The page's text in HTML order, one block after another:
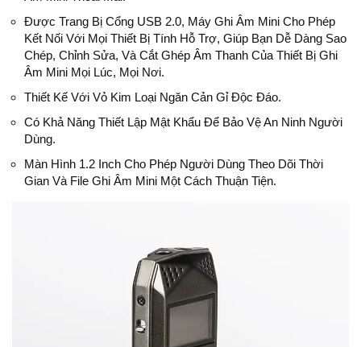
Được Trang Bị Cổng USB 2.0, Máy Ghi Âm Mini Cho Phép
Kết Nối Với Mọi Thiết Bị Tính Hỗ Trợ, Giúp Bạn Dễ Dàng Sao
Chép, Chỉnh Sửa, Và Cắt Ghép Âm Thanh Của Thiết Bị Ghi
Âm Mini Mọi Lúc, Mọi Nơi.
Thiết Kế Với Vỏ Kim Loại Ngăn Cản Gỉ Độc Đáo.
Có Khả Năng Thiết Lập Mật Khẩu Để Bảo Vệ An Ninh Người
Dùng.
Màn Hình 1.2 Inch Cho Phép Người Dùng Theo Dõi Thời
Gian Và File Ghi Âm Mini Một Cách Thuận Tiện.